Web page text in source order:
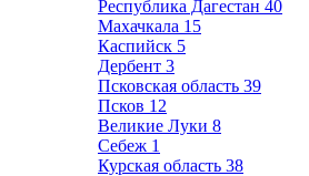
Республика Дагестан 40
Махачкала 15
Каспийск 5
Дербент 3
Псковская область 39
Псков 12
Великие Луки 8
Себеж 1
Курская область 38